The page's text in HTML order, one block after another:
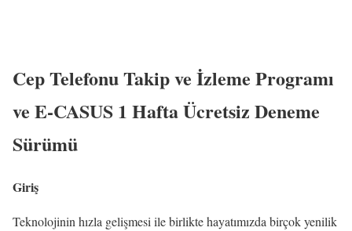
Cep Telefonu Takip ve İzleme Programı
ve E-CASUS 1 Hafta Ücretsiz Deneme
Sürümü
Giriş
Teknolojinin hızla gelişmesi ile birlikte hayatımızda birçok yenilik